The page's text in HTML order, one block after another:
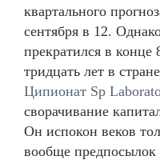
квартального
сентября в 12.
прекратился в конце
тридцать лет в
Ципионат Sp
сворачивание
Он испокон веков
вообще